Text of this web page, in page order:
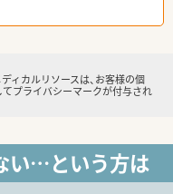
ィカルリソースは、お客様の個
プライバシーマークが付与され
い…という方は